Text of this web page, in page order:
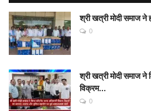
श्री खत्री मोदी समाज ने
0
श्री खत्री मोदी समाज ने
विक्रम...
0